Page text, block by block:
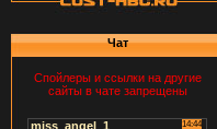
Чат
Спойлеры и ссылки на другие
сайты в чате запрещены